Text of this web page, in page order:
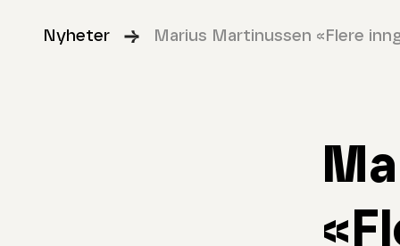
Nyheter Marius Martinussen «Flere